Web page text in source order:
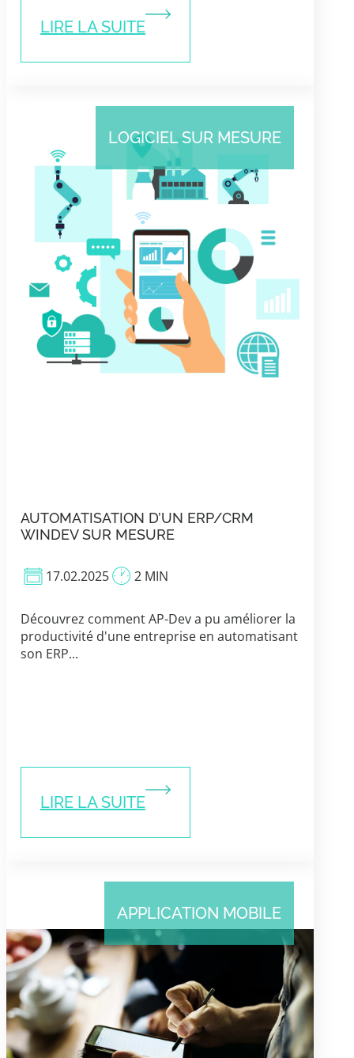
LIRE LA SUITE
LOGICIEL SUR MESURE
AUTOMATISATION D’UN ERP/CRM
WINDEV SUR MESURE
17.02.2025 2 MIN
Découvrez comment AP-Dev a pu améliorer la
productivité d'une entreprise en automatisant
son ERP...
LIRE LA SUITE
APPLICATION MOBILE